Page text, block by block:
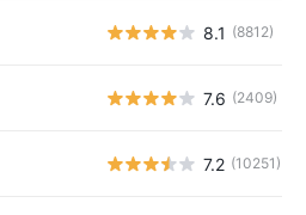
8.1 (8812)
7.6 (2409)
7.2 (10251)